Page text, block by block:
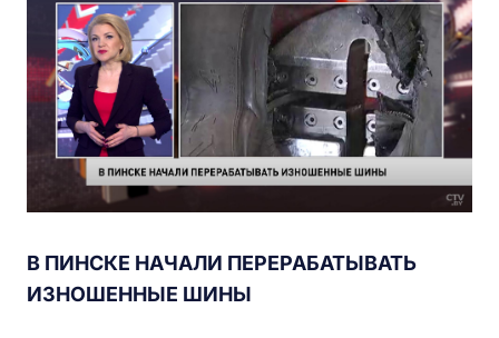
В ПИНСКЕ НАЧАЛИ ПЕРЕРАБАТЫВАТЬ
ИЗНОШЕННЫЕ ШИНЫ